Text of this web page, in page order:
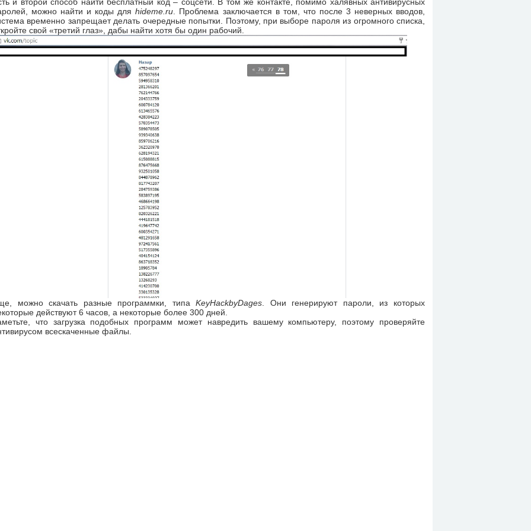
можно найти и коды дляhideme.ru . Проблема заключается в том, что после 3 неверных вводов,
временно запрещает делать очередные попытки. Поэтому, при выборе пароля из огромного списка,
свой «третий глаз», дабы найти хотя бы один рабочий.
можно скачать разные программки, типаKeyHackbyDages. Они генерируют пароли, из которых
действуют 6 часов, а некоторые более 300 дней.
что загрузка подобных программ может навредить вашему компьютеру, поэтому проверяйте
всескаченные файлы.